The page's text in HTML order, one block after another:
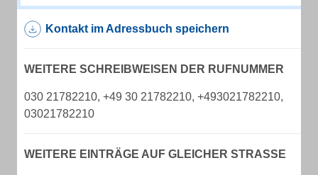
Kontakt im Adressbuch speichern
WEITERE SCHREIBWEISEN DER RUFNUMMER
030 21782210, +49 30 21782210, +493021782210,
03021782210
WEITERE EINTRÄGE AUF GLEICHER STRASSE